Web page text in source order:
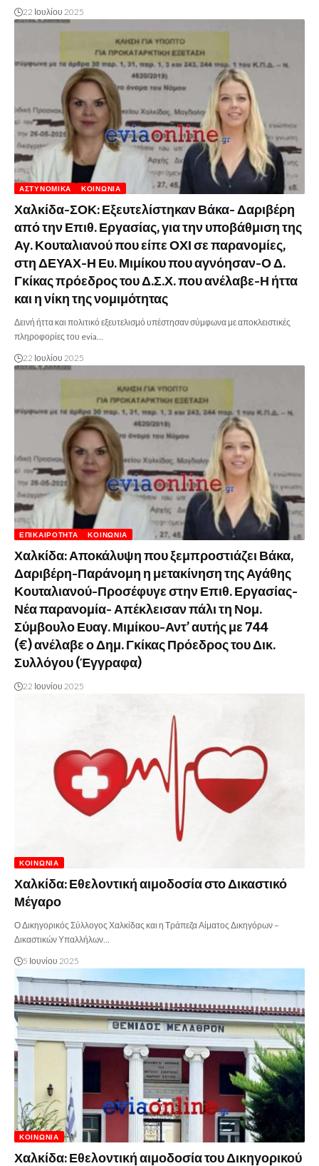
22 Ιουλίου 2025
ΑΣΤΥΝΟΜΙΚΆ ΚΟΙΝΩΝΊΑ
Χαλκίδα-ΣΟΚ: Εξευτελίστηκαν Βάκα- Δαριβέρη
από την Επιθ. Εργασίας, για την υποβάθμιση της
Αγ. Κουταλιανού που είπε ΟΧΙ σε παρανομίες,
στη ΔΕΥΑΧ-Η Ευ. Μιμίκου που αγνόησαν-Ο Δ.
Γκίκας πρόεδρος του Δ.Σ.Χ. που ανέλαβε-Η ήττα
και η νίκη της νομιμότητας
Δεινή ήττα και πολιτικό εξευτελισμό υπέστησαν σύμφωνα με αποκλειστικές
πληροφορίες του evia…
22 Ιουλίου 2025
ΕΠΙΚΑΙΡΌΤΗΤΑ ΚΟΙΝΩΝΊΑ
Χαλκίδα: Αποκάλυψη που ξεμπροστιάζει Βάκα,
Δαριβέρη-Παράνομη η μετακίνηση της Αγάθης
Κουταλιανού-Προσέφυγε στην Επιθ. Εργασίας-
Νέα παρανομία- Απέκλεισαν πάλι τη Νομ.
Σύμβουλο Ευαγ. Μιμίκου-Αντ’ αυτής με 744
(€) ανέλαβε ο Δημ. Γκίκας Πρόεδρος του Δικ.
Συλλόγου (Έγγραφα)
22 Ιουνίου 2025
ΚΟΙΝΩΝΊΑ
Χαλκίδα: Εθελοντική αιμοδοσία στο Δικαστικό
Μέγαρο
Ο Δικηγορικός Σύλλογος Χαλκίδας και η Τράπεζα Αίματος Δικηγόρων –
Δικαστικών Υπαλλήλων…
5 Ιουνίου 2025
ΚΟΙΝΩΝΊΑ
Χαλκίδα: Εθελοντική αιμοδοσία του Δικηγορικού